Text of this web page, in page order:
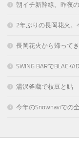
朝イチ新幹線。昨夜
2年ぶりの長岡花火。
長岡花火から帰って
SWING BARで
湯沢釜蔵で枝豆と鮎
今年のSnownaviでの